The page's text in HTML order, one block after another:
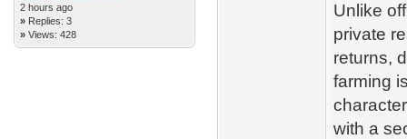
2 hours ago
» Replies: 3
» Views: 428
Unlike
private
returns,
farming
with a